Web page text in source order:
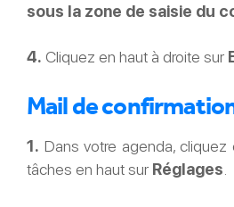
sous la zone de saisie du
4. Cliquez en haut à droite sur
Mail de
1. Dans votre agenda, cliquez
tâches en haut sur Réglages